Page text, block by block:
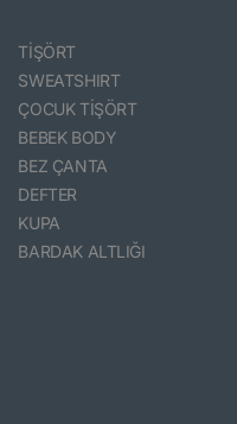
TİŞÖRT
SWEATSHIRT
ÇOCUK TİŞÖRT
BEBEK BODY
BEZ ÇANTA
DEFTER
KUPA
BARDAK ALTLIĞI